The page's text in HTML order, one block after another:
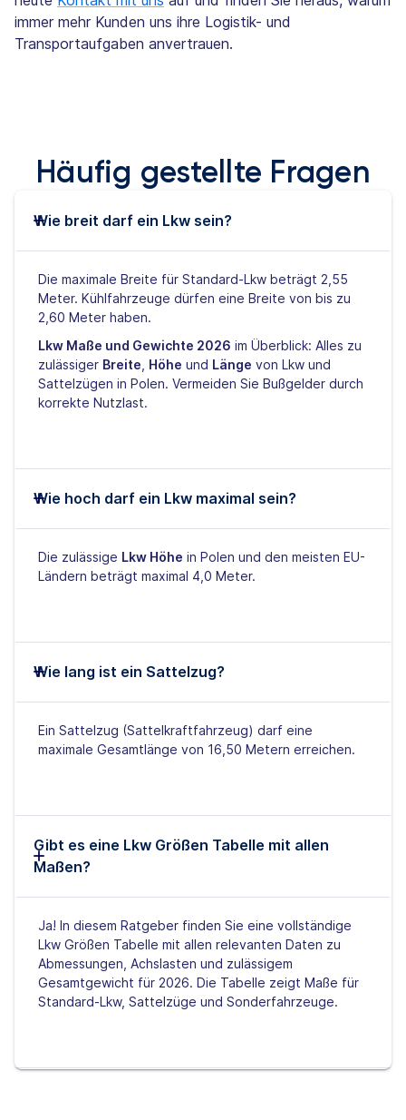
immer mehr Kunden uns ihre Logistik- und
Transportaufgaben anvertrauen.
Häufig gestellte Fragen
Wie breit darf ein Lkw sein?
Die maximale Breite für Standard-Lkw beträgt 2,55
Meter. Kühlfahrzeuge dürfen eine Breite von bis zu
2,60 Meter haben.
Lkw Maße und Gewichte 2026 im Überblick: Alles zu
zulässiger Breite Höhe und Länge von Lkw und
Sattelzügen in Polen. Vermeiden Sie Bußgelder durch
korrekte Nutzlast.
Wie hoch darf ein Lkw maximal sein?
Die zulässige Lkw Höhe in Polen und den meisten EU-
Ländern beträgt maximal 4,0 Meter.
Wie lang ist ein Sattelzug?
Ein Sattelzug (Sattelkraftfahrzeug) darf eine
maximale Gesamtlänge von 16,50 Metern erreichen.
Gibt es eine Lkw Größen Tabelle mit allen
Maßen?
Ja! In diesem Ratgeber finden Sie eine vollständige
Lkw Größen Tabelle mit allen relevanten Daten zu
Abmessungen, Achslasten und zulässigem
Gesamtgewicht für 2026. Die Tabelle zeigt Maße für
Standard-Lkw, Sattelzüge und Sonderfahrzeuge.